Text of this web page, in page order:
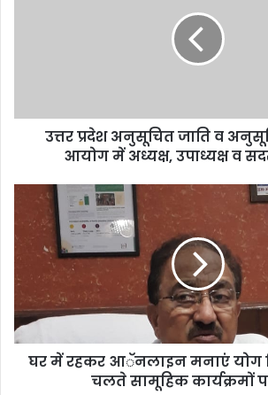
उत्तर प्रदेश अनुसूचित जाति व
आयोग में अध्यक्ष, उपाध्यक्ष व
घर में रहकर आॅनलाइन मनाएं योग
चलते सामूहिक कार्यक्रमों